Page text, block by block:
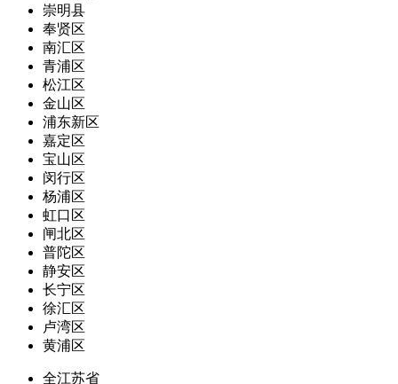
崇明县
奉贤区
南汇区
青浦区
松江区
金山区
浦东新区
嘉定区
宝山区
闵行区
杨浦区
虹口区
闸北区
普陀区
静安区
长宁区
徐汇区
卢湾区
黄浦区
全江苏省